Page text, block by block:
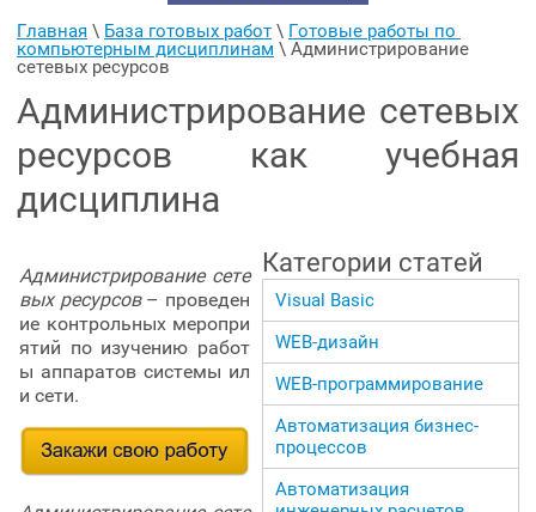
Главная \ База готовых работ \ Готовые работы по
компьютерным дисциплинам \ Администрирование
сетевых ресурсов
Администрирование сетевых
ресурсов как учебная
дисциплина
Администрирование сете
вых ресурсов– проведен
ие контрольных меропри
ятий по изучению работ
ы аппаратов системы ил
и сети.
Категории статей
Visual Basic
WEB-дизайн
WEB-программирование
Автоматизация бизнес-
процессов
Автоматизация